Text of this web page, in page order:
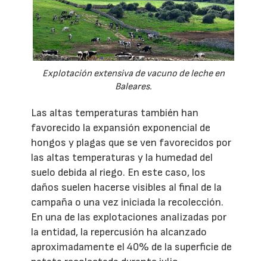
Explotación extensiva de vacuno de leche en
Baleares.
Las altas temperaturas también han
favorecido la expansión exponencial de
hongos y plagas que se ven favorecidos por
las altas temperaturas y la humedad del
suelo debida al riego. En este caso, los
daños suelen hacerse visibles al final de la
campaña o una vez iniciada la recolección.
En una de las explotaciones analizadas por
la entidad, la repercusión ha alcanzado
aproximadamente el 40% de la superficie de